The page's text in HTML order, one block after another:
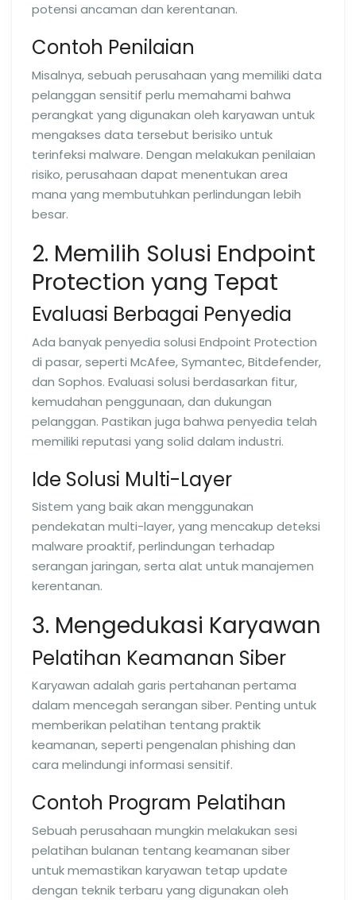
potensi ancaman dan kerentanan.
Contoh Penilaian
Misalnya, sebuah perusahaan yang memiliki data
pelanggan sensitif perlu memahami bahwa
perangkat yang digunakan oleh karyawan untuk
mengakses data tersebut berisiko untuk
terinfeksi malware. Dengan melakukan penilaian
risiko, perusahaan dapat menentukan area
mana yang membutuhkan perlindungan lebih
besar.
2. Memilih Solusi Endpoint
Protection yang Tepat
Evaluasi Berbagai Penyedia
Ada banyak penyedia solusi Endpoint Protection
di pasar, seperti McAfee, Symantec, Bitdefender,
dan Sophos. Evaluasi solusi berdasarkan fitur,
kemudahan penggunaan, dan dukungan
pelanggan. Pastikan juga bahwa penyedia telah
memiliki reputasi yang solid dalam industri.
Ide Solusi Multi-Layer
Sistem yang baik akan menggunakan
pendekatan multi-layer, yang mencakup deteksi
malware proaktif, perlindungan terhadap
serangan jaringan, serta alat untuk manajemen
kerentanan.
3. Mengedukasi Karyawan
Pelatihan Keamanan Siber
Karyawan adalah garis pertahanan pertama
dalam mencegah serangan siber. Penting untuk
memberikan pelatihan tentang praktik
keamanan, seperti pengenalan phishing dan
cara melindungi informasi sensitif.
Contoh Program Pelatihan
Sebuah perusahaan mungkin melakukan sesi
pelatihan bulanan tentang keamanan siber
untuk memastikan karyawan tetap update
dengan teknik terbaru yang digunakan oleh